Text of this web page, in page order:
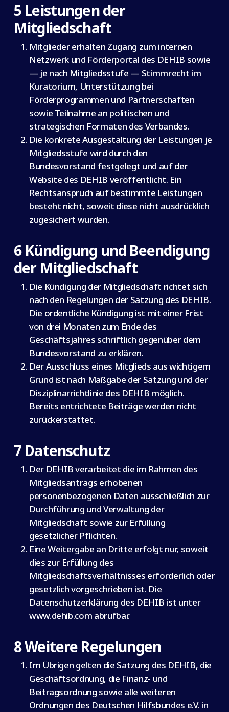
5 Leistungen der
Mitgliedschaft
Mitglieder erhalten Zugang zum internen
Netzwerk und Förderportal des DEHIB sowie
— je nach Mitgliedsstufe — Stimmrecht im
Kuratorium, Unterstützung bei
Förderprogrammen und Partnerschaften
sowie Teilnahme an politischen und
strategischen Formaten des Verbandes.
Die konkrete Ausgestaltung der Leistungen je
Mitgliedsstufe wird durch den
Bundesvorstand festgelegt und auf der
Website des DEHIB veröffentlicht. Ein
Rechtsanspruch auf bestimmte Leistungen
besteht nicht, soweit diese nicht ausdrücklich
zugesichert wurden.
6 Kündigung und Beendigung
der Mitgliedschaft
Die Kündigung der Mitgliedschaft richtet sich
nach den Regelungen der Satzung des DEHIB.
Die ordentliche Kündigung ist mit einer Frist
von drei Monaten zum Ende des
Geschäftsjahres schriftlich gegenüber dem
Bundesvorstand zu erklären.
Der Ausschluss eines Mitglieds aus wichtigem
Grund ist nach Maßgabe der Satzung und der
Disziplinarrichtlinie des DEHIB möglich.
Bereits entrichtete Beiträge werden nicht
zurückerstattet.
7 Datenschutz
Der DEHIB verarbeitet die im Rahmen des
Mitgliedsantrags erhobenen
personenbezogenen Daten ausschließlich zur
Durchführung und Verwaltung der
Mitgliedschaft sowie zur Erfüllung
gesetzlicher Pflichten.
Eine Weitergabe an Dritte erfolgt nur, soweit
dies zur Erfüllung des
Mitgliedschaftsverhältnisses erforderlich oder
gesetzlich vorgeschrieben ist. Die
Datenschutzerklärung des DEHIB ist unter
www.dehib.com abrufbar.
8 Weitere Regelungen
Im Übrigen gelten die Satzung des DEHIB, die
Geschäftsordnung, die Finanz- und
Beitragsordnung sowie alle weiteren
Ordnungen des Deutschen Hilfsbundes e.V. in